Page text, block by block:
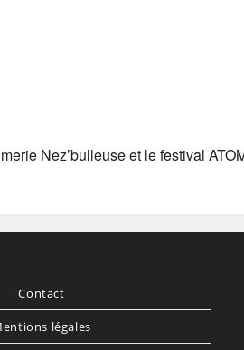
Nez’bulleuse et le festival
Contact
légales